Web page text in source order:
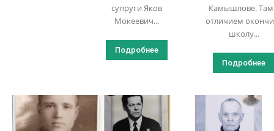
супруги Яков
Мокеевич...
Подробнее
Камышлове. Там
отличием
школу...
Подробнее